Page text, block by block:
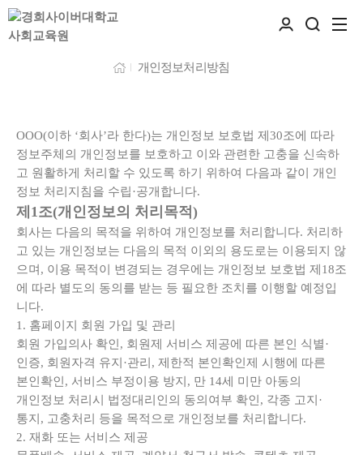
개인정보처리방침
OOO(이하 ‘회사’라 한다)는 개인정보 보호법 제30조에 따라
정보주체의 개인정보를 보호하고 이와 관련한 고충을 신속하
고 원활하게 처리할 수 있도록 하기 위하여 다음과 같이 개인
정보 처리지침을 수립·공개합니다.
제1조(개인정보의 처리목적)
회사는 다음의 목적을 위하여 개인정보를 처리합니다. 처리하
고 있는 개인정보는 다음의 목적 이외의 용도로는 이용되지 않
으며, 이용 목적이 변경되는 경우에는 개인정보 보호법 제18조
에 따라 별도의 동의를 받는 등 필요한 조치를 이행할 예정입
니다.
1. 홈페이지 회원 가입 및 관리
회원 가입의사 확인, 회원제 서비스 제공에 따른 본인 식별·
인증, 회원자격 유지·관리, 제한적 본인확인제 시행에 따른
본인확인, 서비스 부정이용 방지, 만 14세 미만 아동의
개인정보 처리시 법정대리인의 동의여부 확인, 각종 고지·
통지, 고충처리 등을 목적으로 개인정보를 처리합니다.
2. 재화 또는 서비스 제공